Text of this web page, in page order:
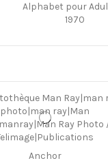
Alphabet pour
1970
Anchor